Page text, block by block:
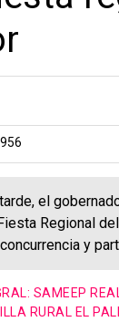
956
el
Regional
y
SAMEEP
RURAL EL